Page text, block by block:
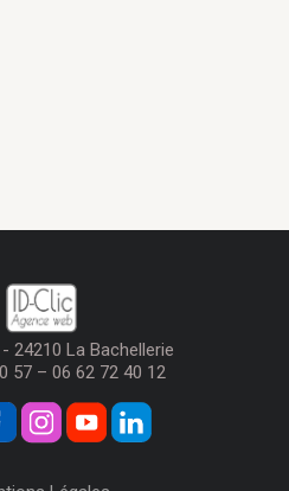
24210 La Bachellerie
57 – 06 62 72 40 12